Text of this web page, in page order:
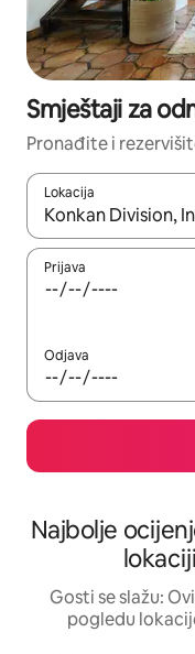
Smještaji za
Pronađite i
Lokacija
Kad su rezultati
Prijava
Odjava
Najbolje
Gosti se slažu:
pogledu